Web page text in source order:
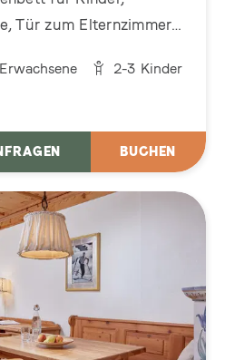
Tür zum Elternzimmer
Erwachsene 2-3 Kinder
BUCHEN